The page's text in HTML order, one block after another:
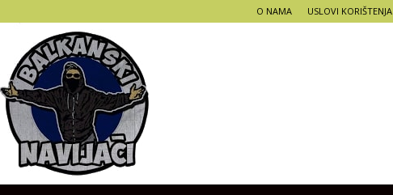
O NAMA USLOVI KORIŠTENJA